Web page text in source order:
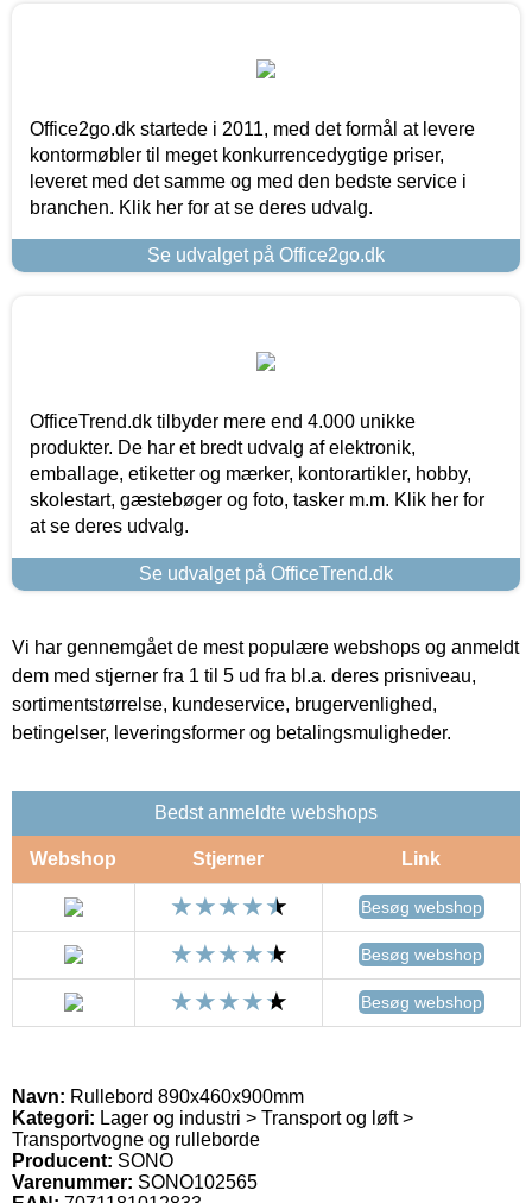
Office2go.dk startede i 2011, med det formål at levere
kontormøbler til meget konkurrencedygtige priser,
leveret med det samme og med den bedste service i
branchen. Klik her for at se deres udvalg.
Se udvalget på Office2go.dk
OfficeTrend.dk tilbyder mere end 4.000 unikke
produkter. De har et bredt udvalg af elektronik,
emballage, etiketter og mærker, kontorartikler, hobby,
skolestart, gæstebøger og foto, tasker m.m. Klik her for
at se deres udvalg.
Se udvalget på OfficeTrend.dk
Vi har gennemgået de mest populære webshops og anmeldt
dem med stjerner fra 1 til 5 ud fra bl.a. deres prisniveau,
sortimentstørrelse, kundeservice, brugervenlighed,
betingelser, leveringsformer og betalingsmuligheder.
Bedst anmeldte webshops
Webshop Stjerner Link
Besøg webshop
Besøg webshop
Besøg webshop
Navn: Rullebord 890x460x900mm
Kategori: Lager og industri > Transport og løft >
Transportvogne og rulleborde
Producent: SONO
Varenummer: SONO102565